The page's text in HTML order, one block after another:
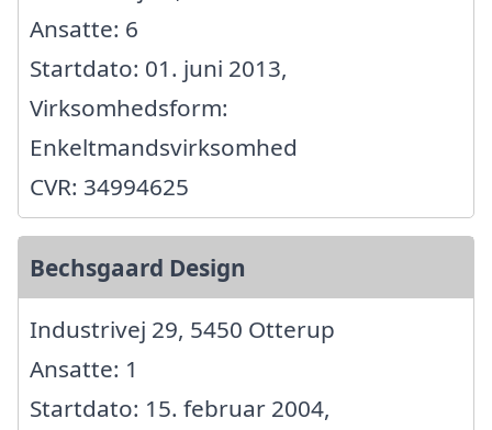
Ansatte: 6
Startdato: 01. juni 2013,
Virksomhedsform:
Enkeltmandsvirksomhed
CVR: 34994625
Bechsgaard Design
Industrivej 29, 5450 Otterup
Ansatte: 1
Startdato: 15. februar 2004,